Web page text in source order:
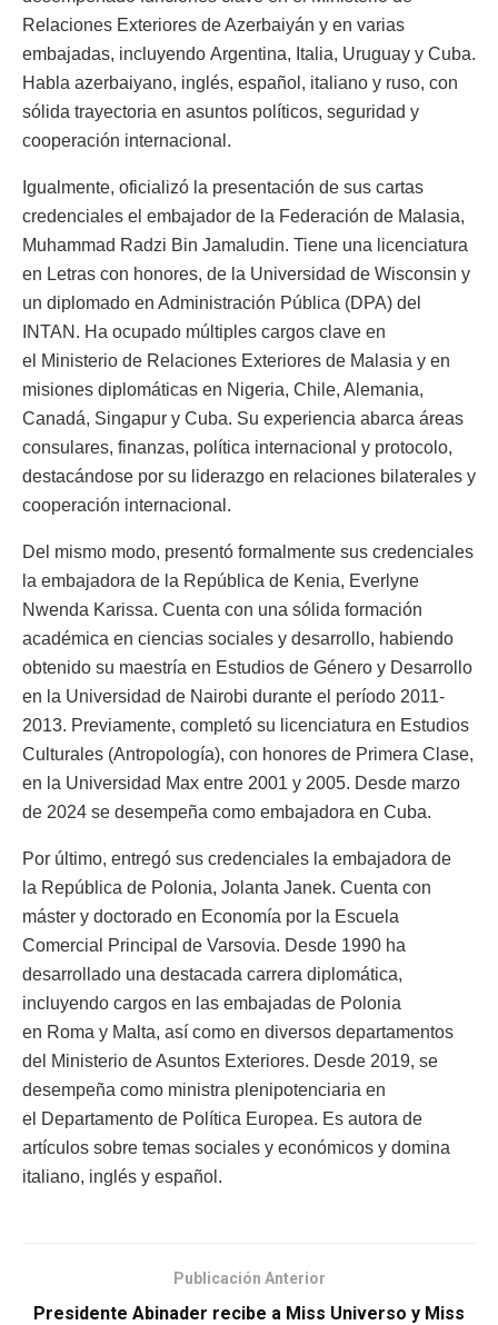
Relaciones Exteriores de Azerbaiyán y en varias
embajadas, incluyendo Argentina, Italia, Uruguay y Cuba.
Habla azerbaiyano, inglés, español, italiano y ruso, con
sólida trayectoria en asuntos políticos, seguridad y
cooperación internacional.
Igualmente, oficializó la presentación de sus cartas
credenciales el embajador de la Federación de Malasia,
Muhammad Radzi Bin Jamaludin. Tiene una licenciatura
en Letras con honores, de la Universidad de Wisconsin y
un diplomado en Administración Pública (DPA) del
INTAN. Ha ocupado múltiples cargos clave en
el Ministerio de Relaciones Exteriores de Malasia y en
misiones diplomáticas en Nigeria, Chile, Alemania,
Canadá, Singapur y Cuba. Su experiencia abarca áreas
consulares, finanzas, política internacional y protocolo,
destacándose por su liderazgo en relaciones bilaterales y
cooperación internacional.
Del mismo modo, presentó formalmente sus credenciales
la embajadora de la República de Kenia, Everlyne
Nwenda Karissa. Cuenta con una sólida formación
académica en ciencias sociales y desarrollo, habiendo
obtenido su maestría en Estudios de Género y Desarrollo
en la Universidad de Nairobi durante el período 2011-
2013. Previamente, completó su licenciatura en Estudios
Culturales (Antropología), con honores de Primera Clase,
en la Universidad Max entre 2001 y 2005. Desde marzo
de 2024 se desempeña como embajadora en Cuba.
Por último, entregó sus credenciales la embajadora de
la República de Polonia, Jolanta Janek. Cuenta con
máster y doctorado en Economía por la Escuela
Comercial Principal de Varsovia. Desde 1990 ha
desarrollado una destacada carrera diplomática,
incluyendo cargos en las embajadas de Polonia
en Roma y Malta, así como en diversos departamentos
del Ministerio de Asuntos Exteriores. Desde 2019, se
desempeña como ministra plenipotenciaria en
el Departamento de Política Europea. Es autora de
artículos sobre temas sociales y económicos y domina
italiano, inglés y español.
Publicación Anterior
Presidente Abinader recibe a Miss Universo y Miss